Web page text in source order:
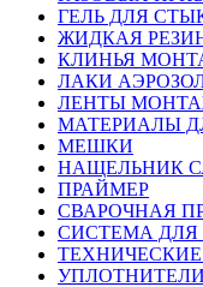
ГЕЛЬ ДЛЯ
ЖИДКАЯ
КЛИНЬЯ
ЛАКИ
ЛЕНТЫ
МАТЕРИАЛЫ
МЕШКИ
НАЩЕЛЬНИК
ПРАЙМЕР
СВАРОЧНАЯ
СИСТЕМА